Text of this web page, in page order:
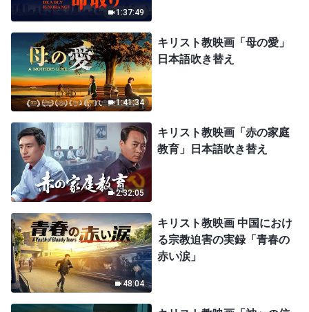
1:37:49
1:41:34
キリスト教映画「母の愛」
日本語吹き替え
2:32:05
キリスト教映画「赤の家庭
教育」日本語吹き替え
48:04
キリスト教映画 中国におけ
る宗教迫害の実録「青春の
赤い涙」